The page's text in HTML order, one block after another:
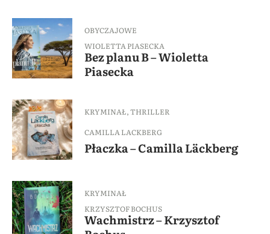
OBYCZAJOWE
WIOLETTA PIASECKA
Bez planu B – Wioletta
Piasecka
KRYMINAŁ,THRILLER
CAMILLA LACKBERG
Płaczka – Camilla Läckberg
KRYMINAŁ
KRZYSZTOF BOCHUS
Wachmistrz – Krzysztof